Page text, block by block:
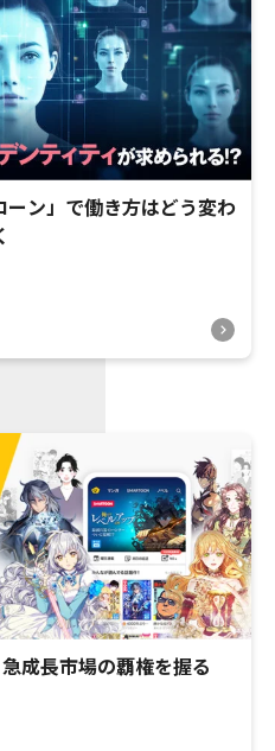
ーン」で働き方はどう変わ
成長市場の覇権を握る